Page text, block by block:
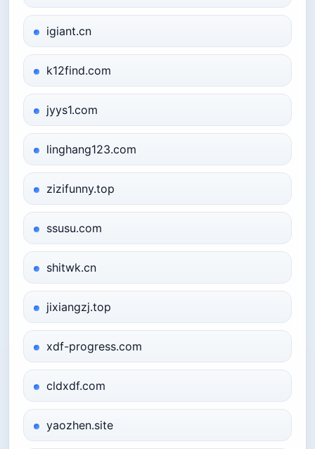
igiant.cn
k12find.com
jyys1.com
linghang123.com
zizifunny.top
ssusu.com
shitwk.cn
jixiangzj.top
xdf-progress.com
cldxdf.com
yaozhen.site